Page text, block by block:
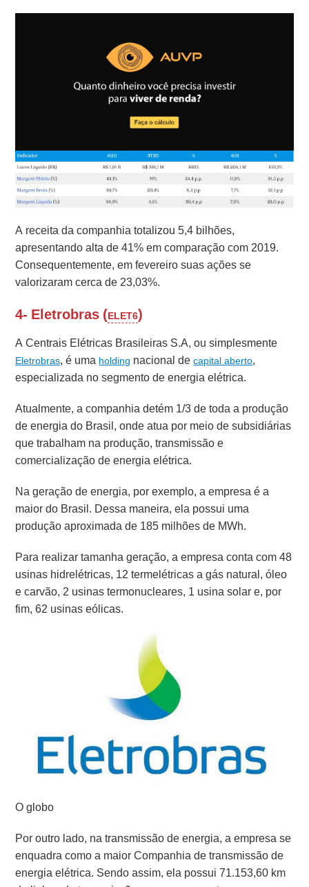
A receita da companhia totalizou 5,4 bilhões,
apresentando alta de 41% em comparação com 2019.
Consequentemente, em fevereiro suas ações se
valorizaram cerca de 23,03%.
4- Eletrobras (ELET6)
A Centrais Elétricas Brasileiras S.A, ou simplesmente
Eletrobras, é uma holding nacional decapital aberto,
especializada no segmento de energia elétrica.
Atualmente, a companhia detém 1/3 de toda a produção
de energia do Brasil, onde atua por meio de subsidiárias
que trabalham na produção, transmissão e
comercialização de energia elétrica.
Na geração de energia, por exemplo, a empresa é a
maior do Brasil. Dessa maneira, ela possui uma
produção aproximada de 185 milhões de MWh.
Para realizar tamanha geração, a empresa conta com48
usinas hidrelétricas, 12 termelétricas a gás natural, óleo
e carvão,2 usinas termonucleares, 1 usina solar e, por
fim,62 usinas eólicas.
O globo
Por outro lado, na transmissão de energia, a empresa se
enquadra como a maior Companhia de transmissão de
energia elétrica. Sendo assim, ela possui 71.153,60 km